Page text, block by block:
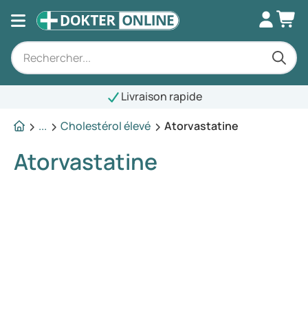
Livraison rapide
...
Cholestérol élevé Atorvastatine
Atorvastatine